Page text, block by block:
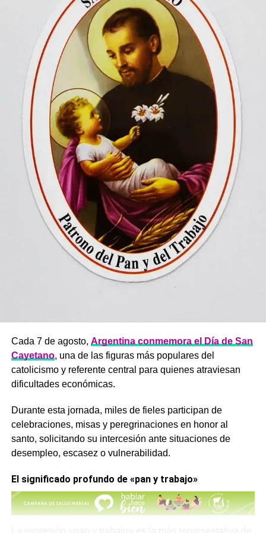
Cada 7 de agosto, Argentina conmemora el Día de San
Cayetano, una de las figuras más populares del
catolicismo y referente central para quienes atraviesan
dificultades económicas.
Durante esta jornada, miles de fieles participan de
celebraciones, misas y peregrinaciones en honor al
santo, solicitando su intercesión ante situaciones de
desempleo, escasez o vulnerabilidad.
El significado profundo de «pan y trabajo»